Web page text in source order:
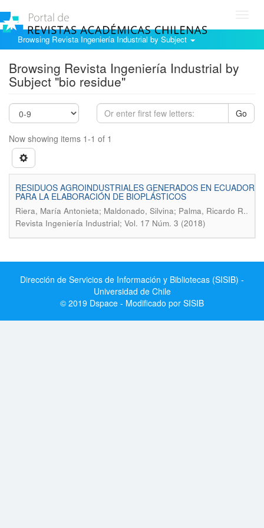
Browsing Revista Ingeniería Industrial by Subject
Browsing Revista Ingeniería Industrial by
Subject "bio residue"
Go
Now showing items 1-1 of 1
RESIDUOS AGROINDUSTRIALES GENERADOS EN ECUADOR
PARA LA ELABORACIÓN DE BIOPLÁSTICOS
Riera, María Antonieta; Maldonado, Silvina; Palma, Ricardo R..
Revista Ingeniería Industrial; Vol. 17 Núm. 3 (2018)
Dirección de Servicios de Información y Bibliotecas (SISIB) -
Universidad de Chile
© 2019 Dspace - Modificado por SISIB